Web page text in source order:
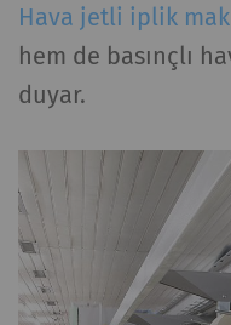
Hava jetli iplik
hem de basınçlı
duyar.